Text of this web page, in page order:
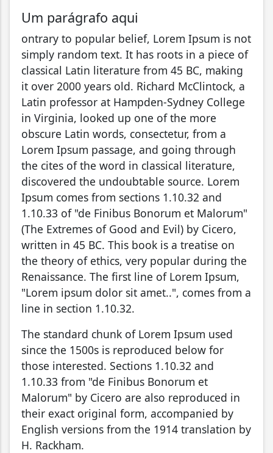
Um parágrafo aqui
ontrary to popular belief, Lorem Ipsum is not
simply random text. It has roots in a piece of
classical Latin literature from 45 BC, making
it over 2000 years old. Richard McClintock, a
Latin professor at Hampden-Sydney College
in Virginia, looked up one of the more
obscure Latin words, consectetur, from a
Lorem Ipsum passage, and going through
the cites of the word in classical literature,
discovered the undoubtable source. Lorem
Ipsum comes from sections 1.10.32 and
1.10.33 of "de Finibus Bonorum et Malorum"
(The Extremes of Good and Evil) by Cicero,
written in 45 BC. This book is a treatise on
the theory of ethics, very popular during the
Renaissance. The first line of Lorem Ipsum,
"Lorem ipsum dolor sit amet..", comes from a
line in section 1.10.32.
The standard chunk of Lorem Ipsum used
since the 1500s is reproduced below for
those interested. Sections 1.10.32 and
1.10.33 from "de Finibus Bonorum et
Malorum" by Cicero are also reproduced in
their exact original form, accompanied by
English versions from the 1914 translation by
H. Rackham.